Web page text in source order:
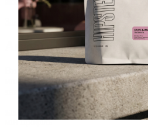
Закрити
Акаунт створено
Ви зареєструвалися на сайті
можете користуватися особистим
знижки та відстежувати історію
мій профіль